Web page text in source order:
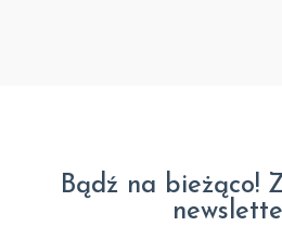
Bądź na bieżąco!